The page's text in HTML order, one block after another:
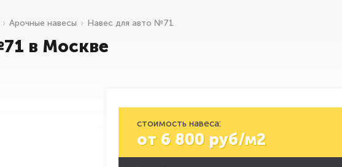
в Москве
Арочные навесы Навес для авто №71
стоимость навеса:
от 6 800 руб/м2